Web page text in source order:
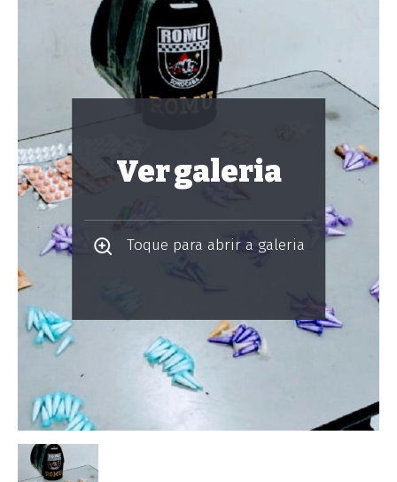
Ver galeria
Toque para abrir a galeria